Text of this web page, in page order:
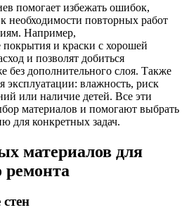
помогает избежать ошибок,
необходимости повторных работ
Например,
покрытия и краски с хорошей
и позволят добиться
без дополнительного слоя. Также
эксплуатации: влажность, риск
или наличие детей. Все эти
материалов и помогают выбрать
для конкретных задач.
материалов для
ремонта